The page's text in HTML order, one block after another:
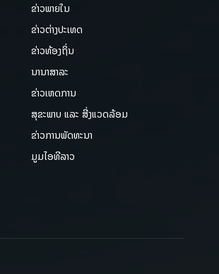
ຂ່າວພາຍ​ໃນ
ຂ່າວຕ່າງປະເທດ
ຂ່າວທ້ອງຖິ່ນ
ນານາສາລະ
ຂ່າວເຫດການ
ສຸຂະພາບ ແລະ ສີ່ງແວດລ້ອມ
ຂ່າວການພັດທະນາ
ມູມໄອທີລາວ